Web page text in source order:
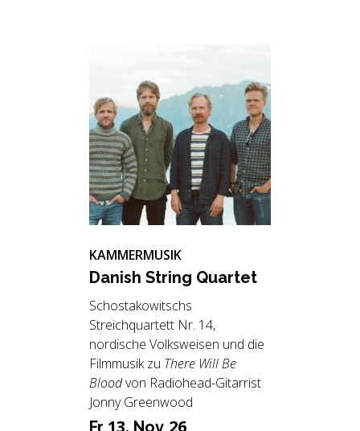
KAMMERMUSIK
Da­nish String Quar­tet
Schostakowitschs
Streichquartett Nr. 14,
nordische Volksweisen und die
Filmmusik zu There Will Be
Bloodvon Radiohead-Gitarrist
Jonny Greenwood